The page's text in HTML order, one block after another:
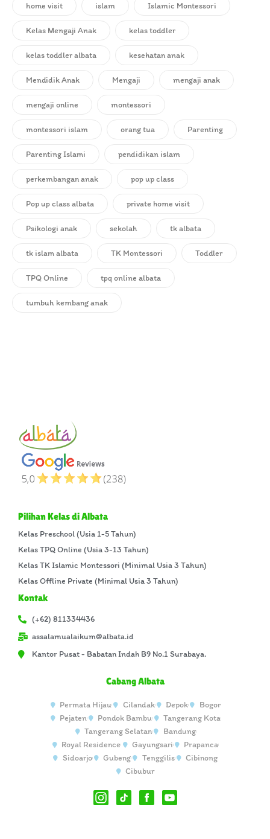
home visit islam Islamic Montessori
Kelas Mengaji Anak kelas toddler
kelas toddler albata kesehatan anak
Mendidik Anak Mengaji mengaji anak
mengaji online montessori
montessori islam orang tua Parenting
Parenting Islami pendidikan islam
perkembangan anak pop up class
Pop up class albata private home visit
Psikologi anak sekolah tk albata
tk islam albata TK Montessori Toddler
TPQ Online tpq online albata
tumbuh kembang anak
Pilihan Kelas di Albata
Kelas Preschool (Usia 1-5 Tahun)
Kelas TPQ Online (Usia 3-13 Tahun)
Kelas TK Islamic Montessori (Minimal Usia 3 Tahun)
Kelas Offline Private (Minimal Usia 3 Tahun)
Kontak
(+62) 811334436
assalamualaikum@albata.id
Kantor Pusat - Babatan Indah B9 No.1 Surabaya.
Cabang Albata
Permata Hijau Cilandak Depok
Bogor
Pejaten
Pondok Bambu
Tangerang Kota
Tangerang Selatan
Bandung
Royal Residence
Gayungsari
Prapanca
Sidoarjo
Gubeng Tenggilis
Cibinong
Cibubur